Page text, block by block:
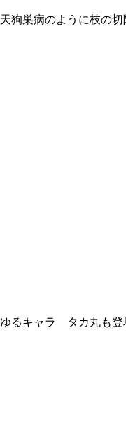
天狗巣病のように枝の切
ゆるキャラ タカ丸も登